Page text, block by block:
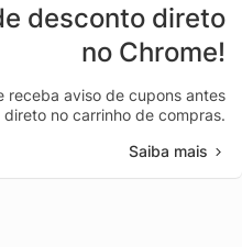
desconto direto
no Chrome!
receba aviso de cupons antes
no carrinho de compras.
Saiba mais